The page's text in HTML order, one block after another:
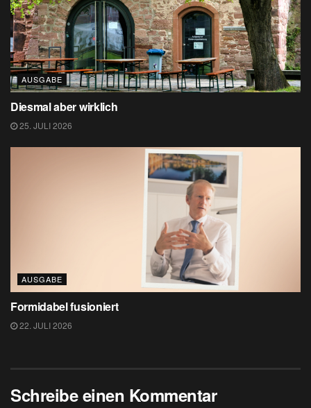
AUSGABE
Diesmal aber wirklich
25. JULI 2026
AUSGABE
Formidabel fusioniert
22. JULI 2026
Schreibe einen Kommentar